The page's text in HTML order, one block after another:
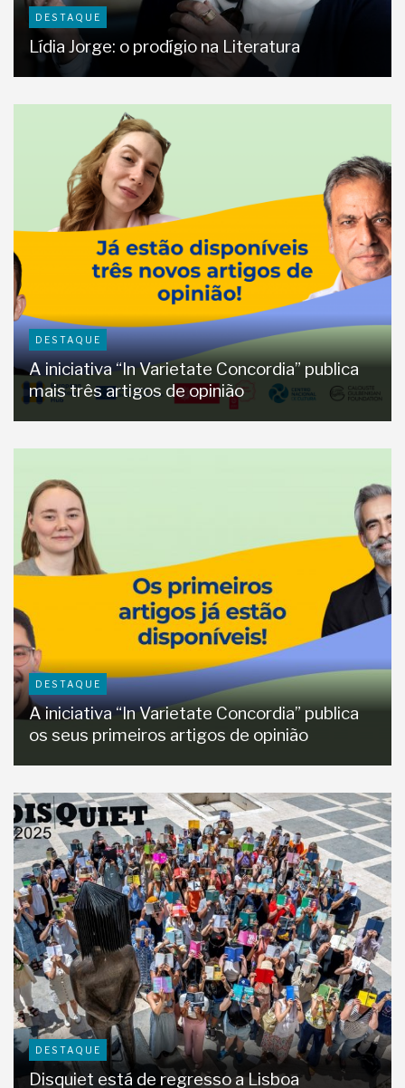
DESTAQUE
Lídia Jorge: o prodígio na Literatura
DESTAQUE
A iniciativa “In Varietate Concordia” publica
mais três artigos de opinião
DESTAQUE
A iniciativa “In Varietate Concordia” publica
os seus primeiros artigos de opinião
DESTAQUE
Disquiet está de regresso a Lisboa